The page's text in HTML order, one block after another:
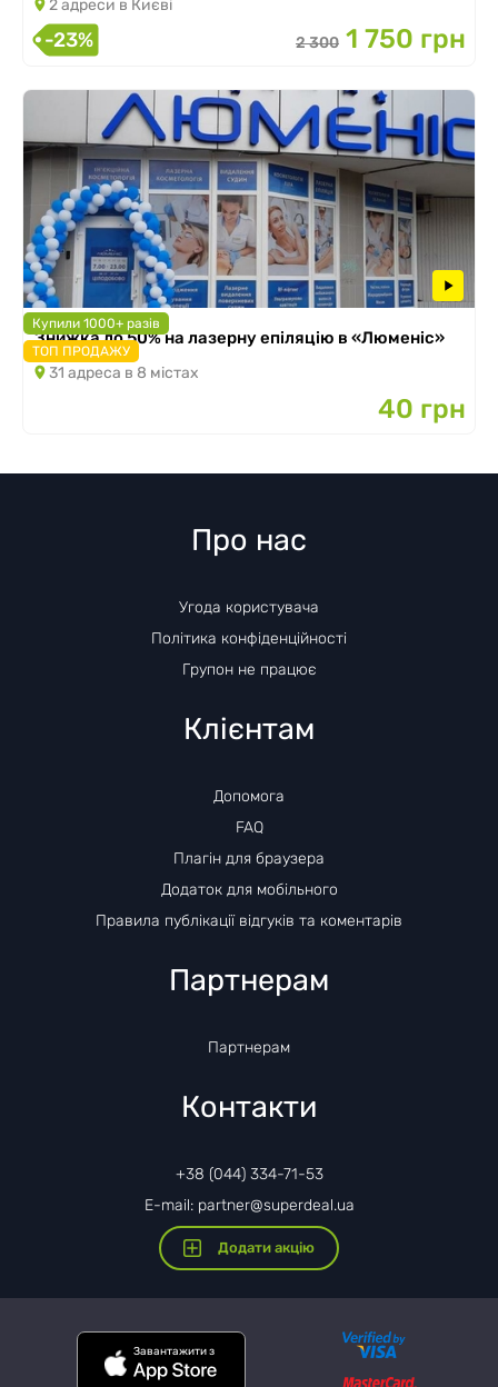
2 адреси в Києві
-23% 2 300 1 750 грн
Купили 1000+ разів
ТОП ПРОДАЖУ
Знижка до 50% на лазерну епіляцію в «Люменіс»
31 адреса в 8 містах
40 грн
Про нас
Угода користувача
Політика конфіденційності
Групон не працює
Клієнтам
Допомога
FAQ
Плагін для браузера
Додаток для мобільного
Правила публікації відгуків та коментарів
Партнерам
Партнерам
Контакти
+38 (044) 334-71-53
E-mail: partner@superdeal.ua
Додати акцію
Завантажити з